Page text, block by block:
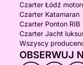
Czarter Łódź
Czarter Katamaran
Czarter Ponton RIB
Czarter Jacht
Wszyscy
OBSERWUJ